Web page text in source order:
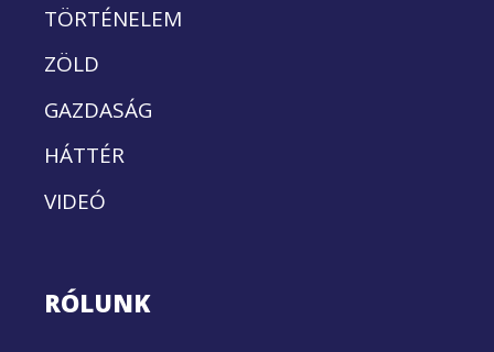
TÖRTÉNELEM
ZÖLD
GAZDASÁG
HÁTTÉR
VIDEÓ
RÓLUNK